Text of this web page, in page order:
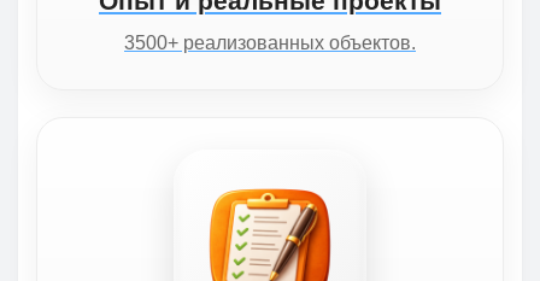
3500+ реализованных объектов.